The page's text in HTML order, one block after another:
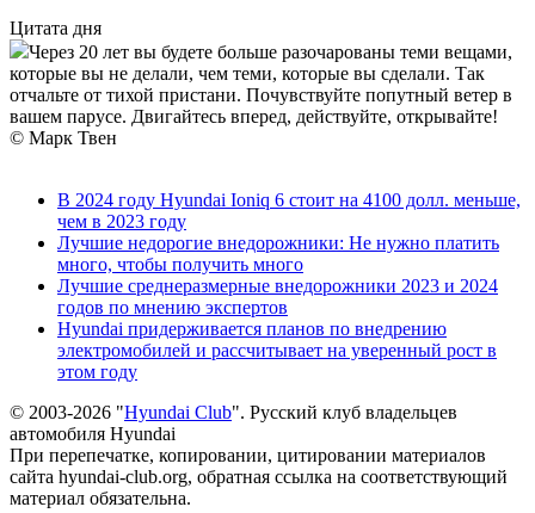
Цитата дня
Через 20 лет вы будете больше разочарованы теми вещами,
которые вы не делали, чем теми, которые вы сделали. Так
отчальте от тихой пристани. Почувствуйте попутный ветер в
вашем парусе. Двигайтесь вперед, действуйте, открывайте!
© Марк Твен
В 2024 году Hyundai Ioniq 6 стоит на 4100 долл. меньше,
чем в 2023 году
Лучшие недорогие внедорожники: Не нужно платить
много, чтобы получить много
Лучшие среднеразмерные внедорожники 2023 и 2024
годов по мнению экспертов
Hyundai придерживается планов по внедрению
электромобилей и рассчитывает на уверенный рост в
этом году
© 2003-2026 "Hyundai Club". Русский клуб владельцев
автомобиля Hyundai
При перепечатке, копировании, цитировании материалов
сайта hyundai-club.org, обратная ссылка на соответствующий
материал обязательна.